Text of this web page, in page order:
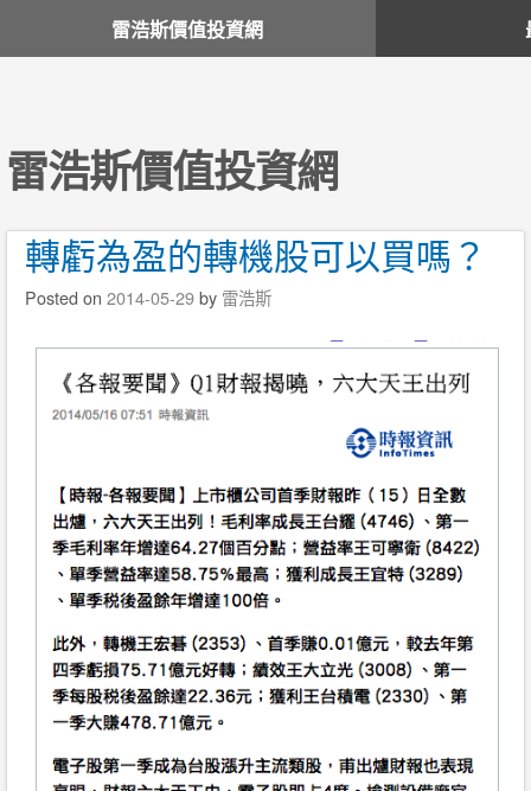
雷浩斯價值投資網
雷浩斯價值投資網
轉虧為盈的轉機股可以買嗎？
Posted on 2014-05-29by 雷浩斯